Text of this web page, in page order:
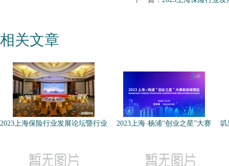
相关文章
2023上海保险行业发展论坛暨行业 2023上海·杨浦“创业之星”大赛